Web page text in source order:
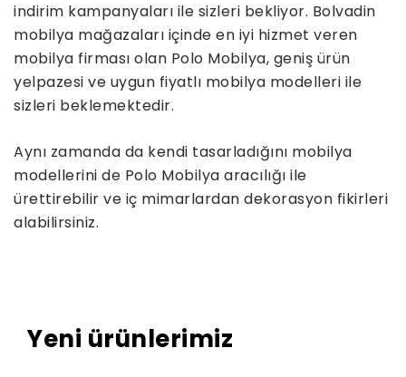
indirim kampanyaları ile sizleri bekliyor. Bolvadin
mobilya mağazaları içinde en iyi hizmet veren
mobilya firması olan Polo Mobilya, geniş ürün
yelpazesi ve uygun fiyatlı mobilya modelleri ile
sizleri beklemektedir.
Aynı zamanda da kendi tasarladığını mobilya
modellerini de Polo Mobilya aracılığı ile
ürettirebilir ve iç mimarlardan dekorasyon fikirleri
alabilirsiniz.
Yeni ürünlerimiz